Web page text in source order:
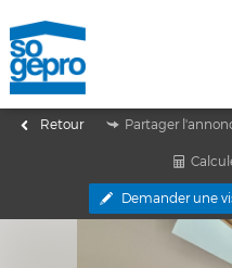
Retour Partager
Demander une